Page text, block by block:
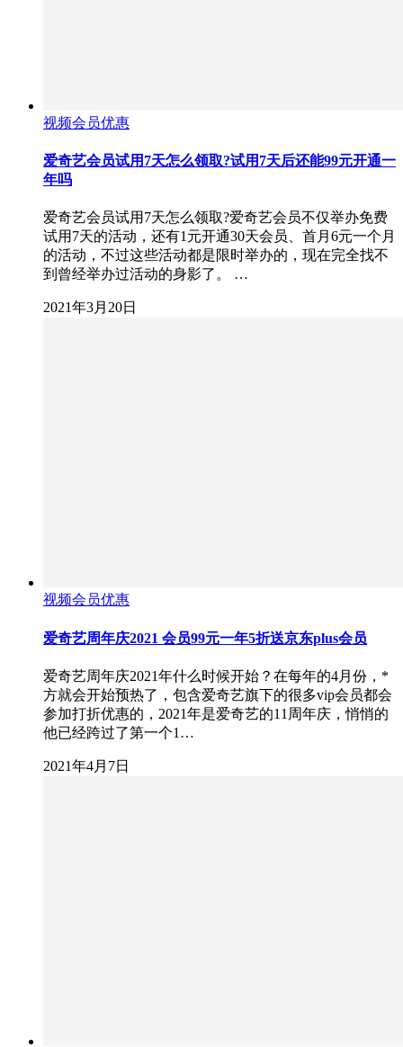
视频会员优惠
爱奇艺会员试用7天怎么领取?试用7天后还能99元开通一
年吗
爱奇艺会员试用7天怎么领取?爱奇艺会员不仅举办免费
试用7天的活动，还有1元开通30天会员、首月6元一个月
的活动，不过这些活动都是限时举办的，现在完全找不
到曾经举办过活动的身影了。 …
2021年3月20日
视频会员优惠
爱奇艺周年庆2021 会员99元一年5折送京东plus会员
爱奇艺周年庆2021年什么时候开始？在每年的4月份，*
方就会开始预热了，包含爱奇艺旗下的很多vip会员都会
参加打折优惠的，2021年是爱奇艺的11周年庆，悄悄的
他已经跨过了第一个1…
2021年4月7日